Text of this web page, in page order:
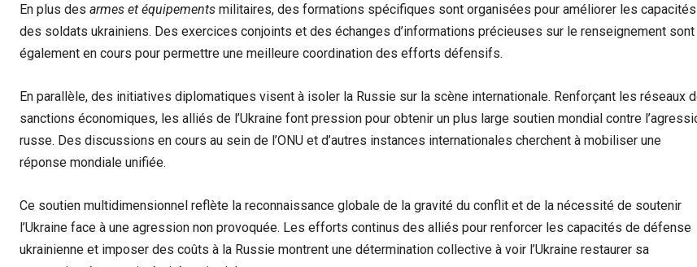
En plus des armes et équipements militaires, des formations spécifiques sont organisées pour améliorer les capacités
des soldats ukrainiens. Des exercices conjoints et des échanges d’informations précieuses sur le renseignement sont
également en cours pour permettre une meilleure coordination des efforts défensifs.
En parallèle, des initiatives diplomatiques visent à isoler la Russie sur la scène internationale. Renforçant les réseaux
sanctions économiques, les alliés de l’Ukraine font pression pour obtenir un plus large soutien mondial contre
russe. Des discussions en cours au sein de l’ONU et d’autres instances internationales cherchent à mobiliser une
réponse mondiale unifiée.
Ce soutien multidimensionnel reflète la reconnaissance globale de la gravité du conflit et de la nécessité de soutenir
l’Ukraine face à une agression non provoquée. Les efforts continus des alliés pour renforcer les capacités de défense
ukrainienne et imposer des coûts à la Russie montrent une détermination collective à voir l’Ukraine restaurer sa